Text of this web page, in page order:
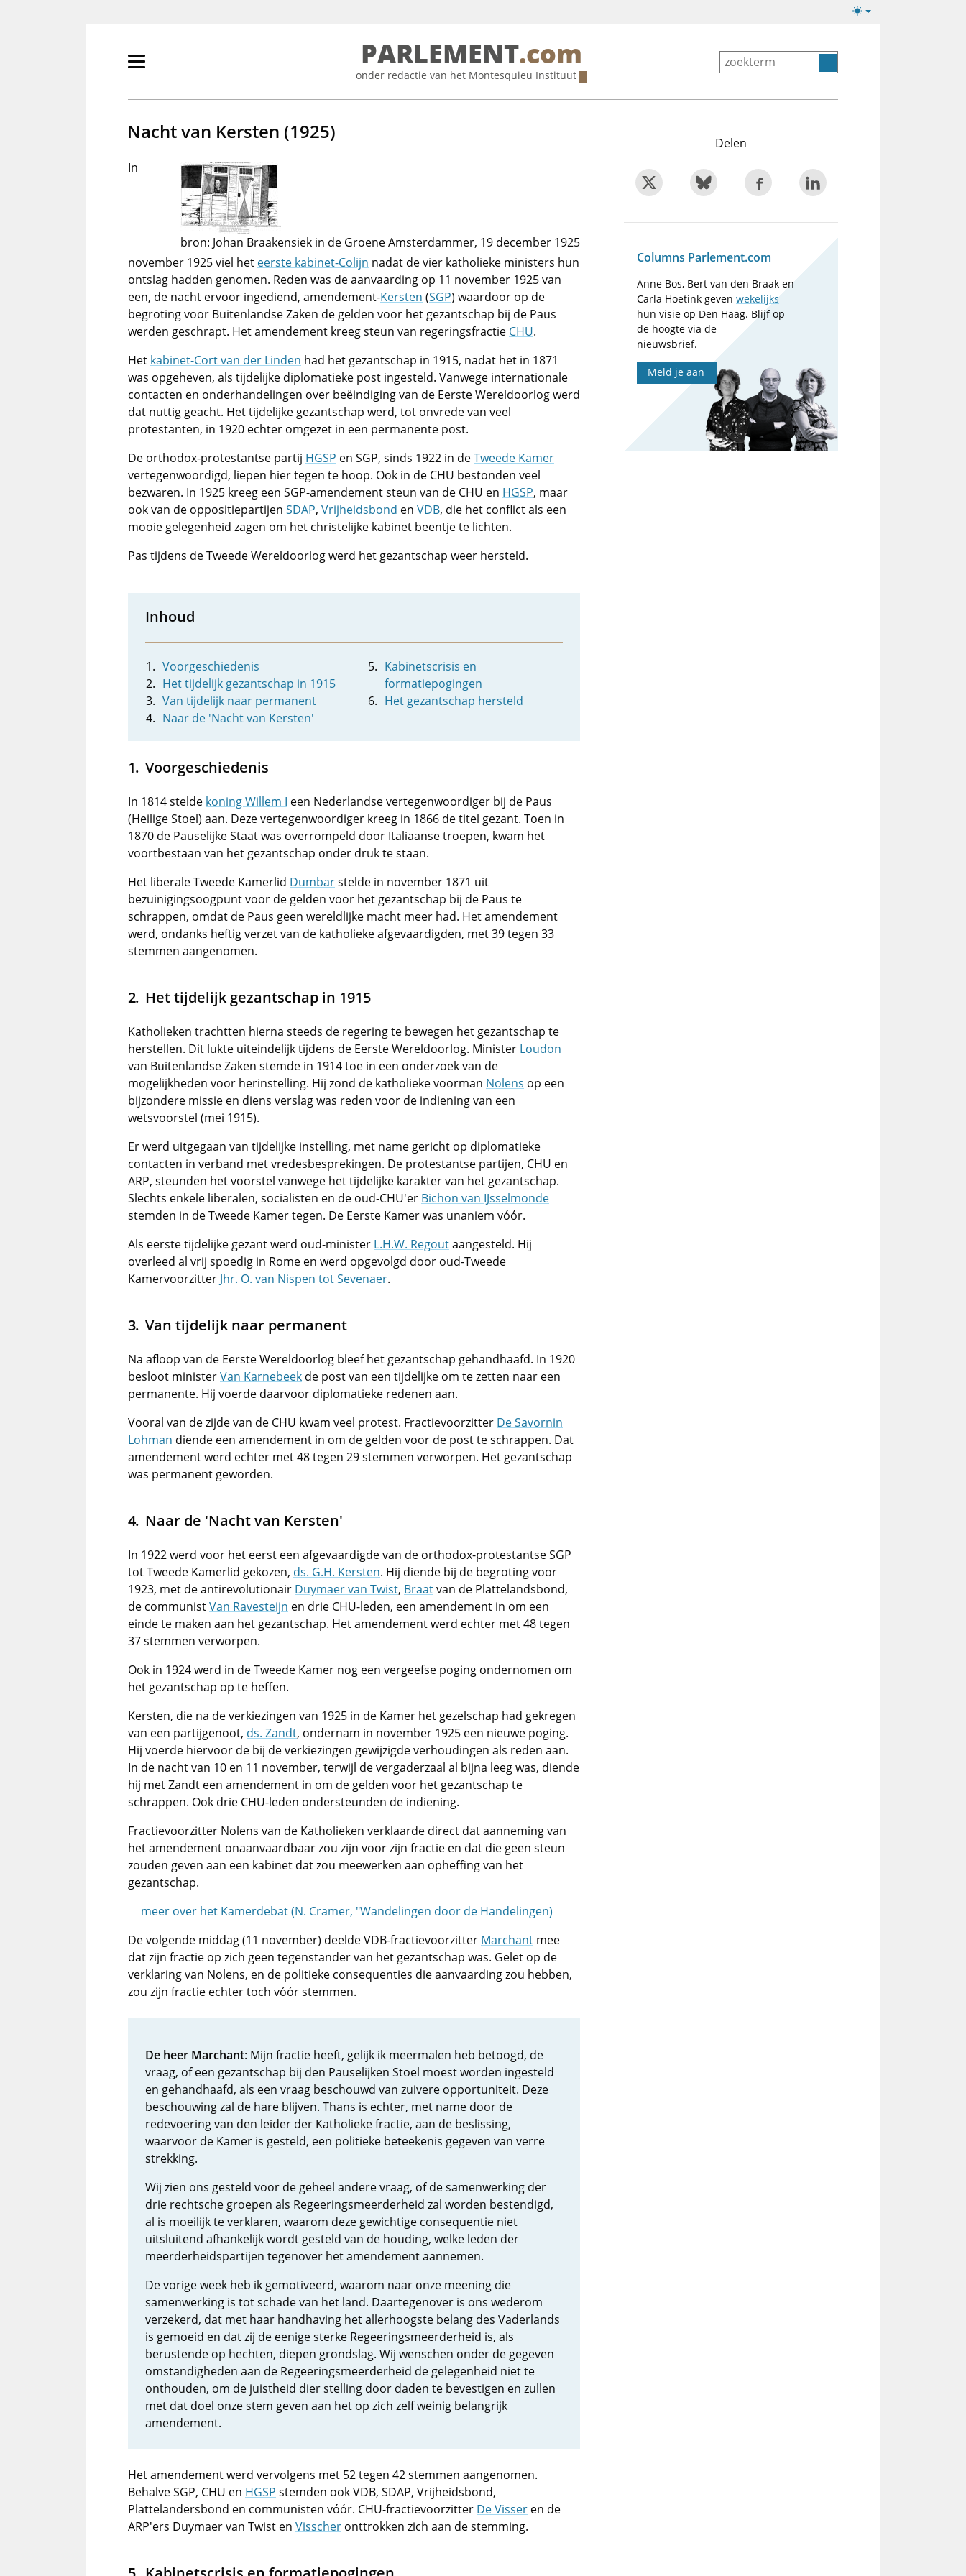
Lichte/donkere
Primair
tonen/verbergen
PARLEMENT.com
onder redactie van het Montesquieu Instituut
Nacht van Kersten (1925)
bron: Johan Braakensiek in de Groene Amsterdammer, 19 december 1925
In
november 1925 viel het eerste kabinet-Colijn nadat de vier katholieke ministers hun
ontslag hadden genomen. Reden was de aanvaarding op 11 november 1925 van
een, de nacht ervoor ingediend, amendement-Kersten (SGP) waardoor op de
begroting voor Buitenlandse Zaken de gelden voor het gezantschap bij de Paus
werden geschrapt. Het amendement kreeg steun van regeringsfractie CHU.
Het kabinet-Cort van der Linden had het gezantschap in 1915, nadat het in 1871
was opgeheven, als tijdelijke diplomatieke post ingesteld. Vanwege internationale
contacten en onderhandelingen over beëindiging van de Eerste Wereldoorlog werd
dat nuttig geacht. Het tijdelijke gezantschap werd, tot onvrede van veel
protestanten, in 1920 echter omgezet in een permanente post.
De orthodox-protestantse partij HGSP en SGP, sinds 1922 in deTweede Kamer
vertegenwoordigd, liepen hier tegen te hoop. Ook in de CHU bestonden veel
bezwaren. In 1925 kreeg een SGP-amendement steun van de CHU en HGSP, maar
ook van de oppositiepartijen SDAP, Vrijheidsbond en VDB, die het conflict als een
mooie gelegenheid zagen om het christelijke kabinet beentje te lichten.
Pas tijdens de Tweede Wereldoorlog werd het gezantschap weer hersteld.
Inhoud
Voorgeschiedenis
Het tijdelijk gezantschap in 1915
Van tijdelijk naar permanent
Naar de 'Nacht van Kersten'
Kabinetscrisis en
formatiepogingen
Het gezantschap hersteld
Voorgeschiedenis
In 1814 stelde koning Willem I een Nederlandse vertegenwoordiger bij de Paus
(Heilige Stoel) aan. Deze vertegenwoordiger kreeg in 1866 de titel gezant. Toen in
1870 de Pauselijke Staat was overrompeld door Italiaanse troepen, kwam het
voortbestaan van het gezantschap onder druk te staan.
Het liberale Tweede Kamerlid Dumbarstelde in november 1871 uit
bezuinigingsoogpunt voor de gelden voor het gezantschap bij de Paus te
schrappen, omdat de Paus geen wereldlijke macht meer had. Het amendement
werd, ondanks heftig verzet van de katholieke afgevaardigden, met 39 tegen 33
stemmen aangenomen.
Het tijdelijk gezantschap in 1915
Katholieken trachtten hierna steeds de regering te bewegen het gezantschap te
herstellen. Dit lukte uiteindelijk tijdens de Eerste Wereldoorlog. Minister Loudon
van Buitenlandse Zaken stemde in 1914 toe in een onderzoek van de
mogelijkheden voor herinstelling. Hij zond de katholieke voorman Nolens op een
bijzondere missie en diens verslag was reden voor de indiening van een
wetsvoorstel (mei 1915).
Er werd uitgegaan van tijdelijke instelling, met name gericht op diplomatieke
contacten in verband met vredesbesprekingen. De protestantse partijen, CHU en
ARP, steunden het voorstel vanwege het tijdelijke karakter van het gezantschap.
Slechts enkele liberalen, socialisten en de oud-CHU'er Bichon van IJsselmonde
stemden in de Tweede Kamer tegen. De Eerste Kamer was unaniem vóór.
Als eerste tijdelijke gezant werd oud-minister L.H.W. Regoutaangesteld. Hij
overleed al vrij spoedig in Rome en werd opgevolgd door oud-Tweede
Kamervoorzitter Jhr. O. van Nispen tot Sevenaer.
Van tijdelijk naar permanent
Na afloop van de Eerste Wereldoorlog bleef het gezantschap gehandhaafd. In 1920
besloot ministerVan Karnebeek de post van een tijdelijke om te zetten naar een
permanente. Hij voerde daarvoor diplomatieke redenen aan.
Vooral van de zijde van de CHU kwam veel protest. Fractievoorzitter De Savornin
Lohman diende een amendement in om de gelden voor de post te schrappen. Dat
amendement werd echter met 48 tegen 29 stemmen verworpen. Het gezantschap
was permanent geworden.
Naar de 'Nacht van Kersten'
In 1922 werd voor het eerst een afgevaardigde van de orthodox-protestantse SGP
tot Tweede Kamerlid gekozen, ds. G.H. Kersten. Hij diende bij de begroting voor
1923, met de antirevolutionair Duymaer van Twist, Braatvan de Plattelandsbond,
de communistVan Ravesteijn en drie CHU-leden, een amendement in om een
einde te maken aan het gezantschap. Het amendement werd echter met 48 tegen
37 stemmen verworpen.
Ook in 1924 werd in de Tweede Kamer nog een vergeefse poging ondernomen om
het gezantschap op te heffen.
Kersten, die na de verkiezingen van 1925 in de Kamer het gezelschap had gekregen
van een partijgenoot, ds. Zandt, ondernam in november 1925 een nieuwe poging.
Hij voerde hiervoor de bij de verkiezingen gewijzigde verhoudingen als reden aan.
In de nacht van 10 en 11 november, terwijl de vergaderzaal al bijna leeg was, diende
hij met Zandt een amendement in om de gelden voor het gezantschap te
schrappen. Ook drie CHU-leden ondersteunden de indiening.
Fractievoorzitter Nolens van de Katholieken verklaarde direct dat aanneming van
het amendement onaanvaardbaar zou zijn voor zijn fractie en dat die geen steun
zouden geven aan een kabinet dat zou meewerken aan opheffing van het
gezantschap.
meer over het Kamerdebat (N. Cramer, "Wandelingen door de Handelingen)
De volgende middag (11 november) deelde VDB-fractievoorzitter Marchant mee
dat zijn fractie op zich geen tegenstander van het gezantschap was. Gelet op de
verklaring van Nolens, en de politieke consequenties die aanvaarding zou hebben,
zou zijn fractie echter toch vóór stemmen.
De heer Marchant: Mijn fractie heeft, gelijk ik meermalen heb betoogd, de
vraag, of een gezantschap bij den Pauselijken Stoel moest worden ingesteld
en gehandhaafd, als een vraag beschouwd van zuivere opportuniteit. Deze
beschouwing zal de hare blijven. Thans is echter, met name door de
redevoering van den leider der Katholieke fractie, aan de beslissing,
waarvoor de Kamer is gesteld, een politieke beteekenis gegeven van verre
strekking.
Wij zien ons gesteld voor de geheel andere vraag, of de samenwerking der
drie rechtsche groepen als Regeeringsmeerderheid zal worden bestendigd,
al is moeilijk te verklaren, waarom deze gewichtige consequentie niet
uitsluitend afhankelijk wordt gesteld van de houding, welke leden der
meerderheidspartijen tegenover het amendement aannemen.
De vorige week heb ik gemotiveerd, waarom naar onze meening die
samenwerking is tot schade van het land. Daartegenover is ons wederom
verzekerd, dat met haar handhaving het allerhoogste belang des Vaderlands
is gemoeid en dat zij de eenige sterke Regeeringsmeerderheid is, als
berustende op hechten, diepen grondslag. Wij wenschen onder de gegeven
omstandigheden aan de Regeeringsmeerderheid de gelegenheid niet te
onthouden, om de juistheid dier stelling door daden te bevestigen en zullen
met dat doel onze stem geven aan het op zich zelf weinig belangrijk
amendement.
Het amendement werd vervolgens met 52 tegen 42 stemmen aangenomen.
Behalve SGP, CHU en HGSP stemden ook VDB, SDAP, Vrijheidsbond,
Plattelandersbond en communisten vóór. CHU-fractievoorzitter De Visser en de
ARP'ers Duymaer van Twist en Visscher onttrokken zich aan de stemming.
Delen
Columns Parlement.com
Anne Bos, Bert van den Braak en
Carla Hoetink gevenwekelijks
hun visie op Den Haag. Blijf op
de hoogte via de
nieuwsbrief.
Meld je aan